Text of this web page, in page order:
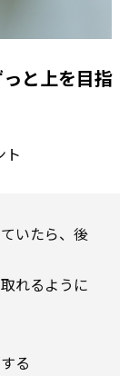
と上を目指
ト
いたら、後
れるように
る